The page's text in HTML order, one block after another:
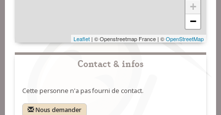
+
−
Leaflet | © Openstreetmap France | ©OpenStreetMap
Contact & infos
Cette personne n'a pas fourni de contact.
Nous demander